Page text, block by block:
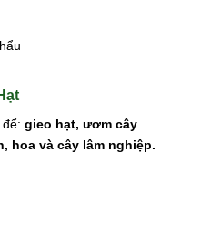
gieo hạt, ươm cây
hoa và cây lâm nghiệp.